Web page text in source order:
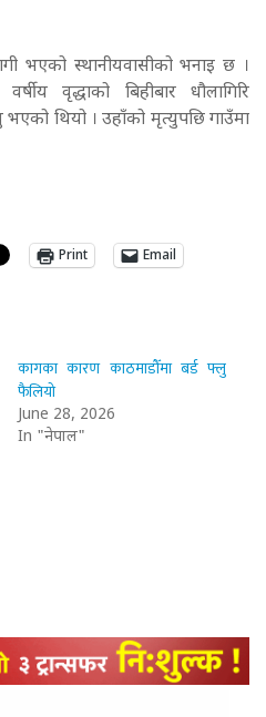
भएको स्थानीयवासीको भनाइ छ ।
वृद्धाको बिहीबार धौलागिरि
थियो । उहाँको मृत्युपछि गाउँमा
Print Email
कागका कारण काठमाडौँमा बर्ड फ्लु
फैलियो
June 28, 2026
In "नेपाल"